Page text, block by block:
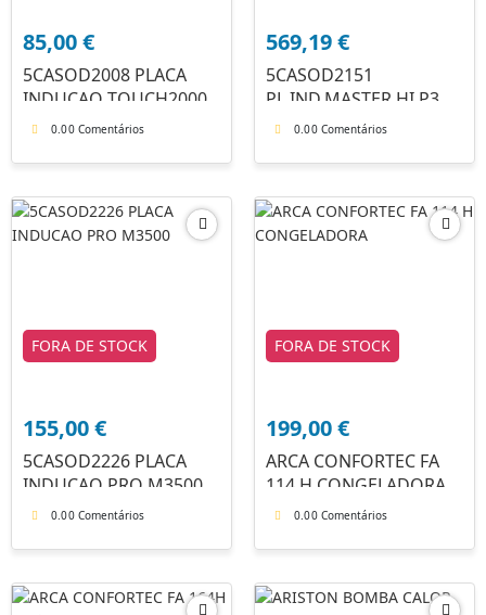
85,00€
5CASOD2008 PLACA
INDUCAO TOUCH2000
0.00 Comentários
569,19€
5CASOD2151
PL.IND.MASTER HI P3
PLUS
0.00 Comentários
FORA DE STOCK
155,00€
5CASOD2226 PLACA
INDUCAO PRO M3500
0.00 Comentários
FORA DE STOCK
199,00€
ARCA CONFORTEC FA
114 H CONGELADORA
0.00 Comentários